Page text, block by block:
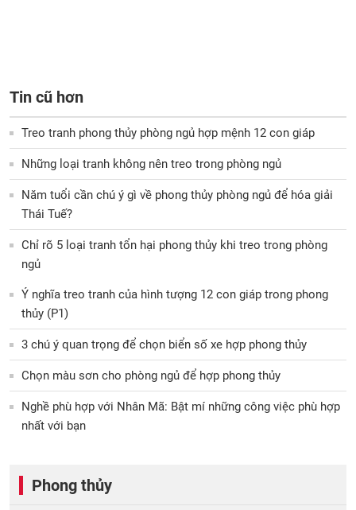
Tin cũ hơn
Treo tranh phong thủy phòng ngủ hợp mệnh 12 con giáp
Những loại tranh không nên treo trong phòng ngủ
Năm tuổi cần chú ý gì về phong thủy phòng ngủ để hóa giải
Thái Tuế?
Chỉ rõ 5 loại tranh tổn hại phong thủy khi treo trong phòng
ngủ
Ý nghĩa treo tranh của hình tượng 12 con giáp trong phong
thủy (P1)
3 chú ý quan trọng để chọn biển số xe hợp phong thủy
Chọn màu sơn cho phòng ngủ để hợp phong thủy
Nghề phù hợp với Nhân Mã: Bật mí những công việc phù hợp
nhất với bạn
Phong thủy